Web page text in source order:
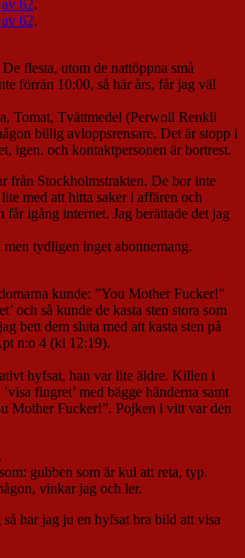
62.
62.
flesta, utom de nattöppna små
förrän 10:00, så här års, får jag väl
Tomat, Tvättmedel (Perwoll Renkli
billig avloppsrensare. Det är stopp i
igen. och kontaktpersonen är bortrest.
från Stockholmstrakten. De bor inte
med att hitta saker i affären och
får igång internet. Jag berättade det jag
tydligen inget abonnemang.
kunde: ”You Mother Fucker!”
och så kunde de kasta sten stora som
bett dem sluta med att kasta sten på
n:o 4 (kl 12:19).
hyfsat, han var lite äldre. Killen i
fingret’ med bägge händerna samt
Mother Fucker!”. Pojken i vitt var den
gubben som är kul att reta, typ.
vinkar jag och ler.
så har jag ju en hyfsat bra bild att visa